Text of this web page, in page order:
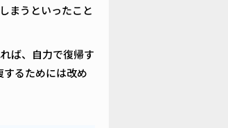
まうといったこと
ば、自力で復帰す
るためには改め